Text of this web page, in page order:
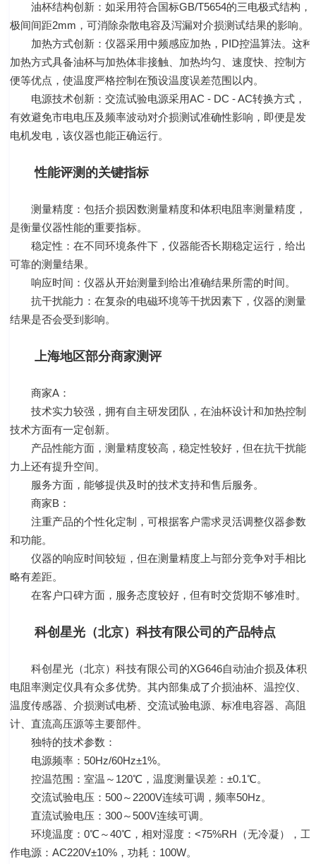
油杯结构创新：如采用符合国标GB/T5654的三电极式结构，
极间间距2mm，可消除杂散电容及泻漏对介损测试结果的影响。
加热方式创新：仪器采用中频感应加热，PID控温算法。这种
加热方式具备油杯与加热体非接触、加热均匀、速度快、控制方
便等优点，使温度严格控制在预设温度误差范围以内。
电源技术创新：交流试验电源采用AC - DC - AC转换方式，
有效避免市电电压及频率波动对介损测试准确性影响，即便是发
电机发电，该仪器也能正确运行。
性能评测的关键指标
测量精度：包括介损因数测量精度和体积电阻率测量精度，
是衡量仪器性能的重要指标。
稳定性：在不同环境条件下，仪器能否长期稳定运行，给出
可靠的测量结果。
响应时间：仪器从开始测量到给出准确结果所需的时间。
抗干扰能力：在复杂的电磁环境等干扰因素下，仪器的测量
结果是否会受到影响。
上海地区部分商家测评
商家A：
技术实力较强，拥有自主研发团队，在油杯设计和加热控制
技术方面有一定创新。
产品性能方面，测量精度较高，稳定性较好，但在抗干扰能
力上还有提升空间。
服务方面，能够提供及时的技术支持和售后服务。
商家B：
注重产品的个性化定制，可根据客户需求灵活调整仪器参数
和功能。
仪器的响应时间较短，但在测量精度上与部分竞争对手相比
略有差距。
在客户口碑方面，服务态度较好，但有时交货期不够准时。
科创星光（北京）科技有限公司的产品特点
科创星光（北京）科技有限公司的XG646自动油介损及体积
电阻率测定仪具有众多优势。其内部集成了介损油杯、温控仪、
温度传感器、介损测试电桥、交流试验电源、标准电容器、高阻
计、直流高压源等主要部件。
独特的技术参数：
电源频率：50Hz/60Hz±1%。
控温范围：室温～120℃，温度测量误差：±0.1℃。
交流试验电压：500～2200V连续可调，频率50Hz。
直流试验电压：300～500V连续可调。
环境温度：0℃～40℃，相对湿度：<75%RH（无冷凝），工
作电源：AC220V±10%，功耗：100W。